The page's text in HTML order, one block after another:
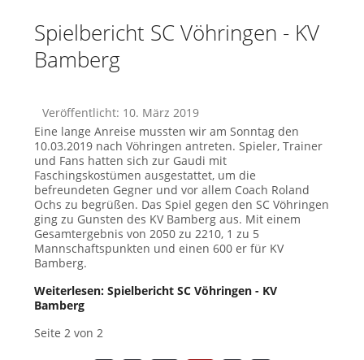
Spielbericht SC Vöhringen - KV
Bamberg
Veröffentlicht: 10. März 2019
Eine lange Anreise mussten wir am Sonntag den
10.03.2019 nach Vöhringen antreten. Spieler, Trainer
und Fans hatten sich zur Gaudi mit
Faschingskostümen ausgestattet, um die
befreundeten Gegner und vor allem Coach Roland
Ochs zu begrüßen. Das Spiel gegen den SC Vöhringen
ging zu Gunsten des KV Bamberg aus. Mit einem
Gesamtergebnis von 2050 zu 2210, 1 zu 5
Mannschaftspunkten und einen 600 er für KV
Bamberg.
Weiterlesen: Spielbericht SC Vöhringen - KV
Bamberg
Seite 2 von 2